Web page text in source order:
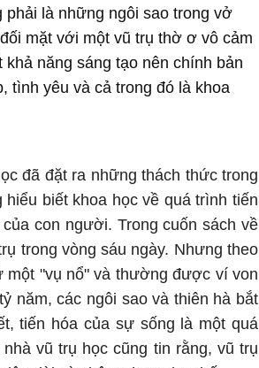
phải là những ngôi sao trong vở
mặt với một vũ trụ thờ ơ vô cảm
năng sáng tạo nên chính bản
tình yêu và cả trong đó là khoa
đã đặt ra những thách thức trong
biết khoa học về quá trình tiến
con người. Trong cuốn sách về
trong vòng sáu ngày. Nhưng theo
một "vụ nổ" và thường được ví von
năm, các ngôi sao và thiên hà bắt
tiến hóa của sự sống là một quá
vũ trụ học cũng tin rằng, vũ trụ